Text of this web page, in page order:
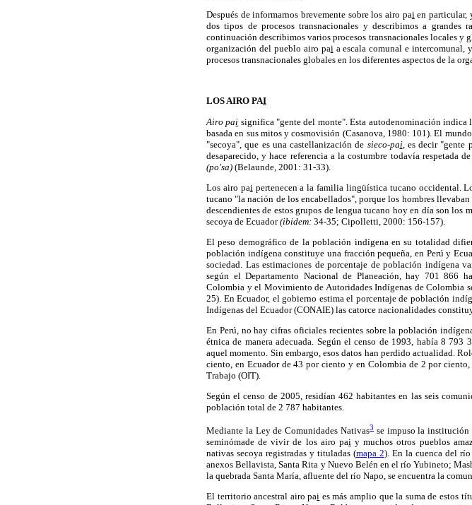
Después de informarnos brevemente sobre los airo paien particular,
dos tipos de procesos transnacionales y describimos a
continuación describimos varios procesos transnacionales locales
organización del pueblo airo paia escala comunal e intercomunal,
procesos transnacionales globales en los diferentes aspectos de la
LOS AIRO PAI
Airo pai significa "gente del monte". Esta autodenominación indica
basada en sus mitos y cosmovisión (Casanova, 1980: 101). El
"secoya", que es una castellanización de sieco-pai, es decir "gente
desaparecido, y hace referencia a la costumbre todavía respetada
(po'sa) (Belaunde, 2001: 31-33).
Los airo pai pertenecen a la familia lingüística tucano occidental.
tucano "la nación de los encabellados", porque los hombres
descendientes de estos grupos de lengua tucano hoy en día son
secoya de Ecuador(ibidem: 34-35; Cipolletti, 2000: 156-157).
El peso demográfico de la población indígena en su totalidad
población indígena constituye una fracción pequeña, en Perú y
sociedad. Las estimaciones de porcentaje de población indígena
según el Departamento Nacional de Planeación, hay 701 866
Colombia y el Movimiento de Autoridades Indígenas de Colombia
25). En Ecuador, el gobierno estima el porcentaje de población
Indígenas del Ecuador (CONAIE) las catorce nacionalidades
En Perú, no hay cifras oficiales recientes sobre la población
étnica de manera adecuada. Según el censo de 1993, había 8
aquel momento. Sin embargo, esos datos han perdido actualidad.
ciento, en Ecuador de 43 por ciento y en Colombia de 2 por
Trabajo (OIT).
Según el censo de 2005, residían 462 habitantes en las seis
población total de 2 787 habitantes.
Mediante la Ley de Comunidades Nativas3 se impuso la
seminómade de vivir de los airo pai y muchos otros pueblos
nativas secoya registradas y tituladas (mapa 2). En la cuenca del río
anexos Bellavista, Santa Rita y Nuevo Belén en el río Yubineto;
la quebrada Santa María, afluente del río Napo, se encuentra la
El territorio ancestral airo pai es más amplio que la suma de estos